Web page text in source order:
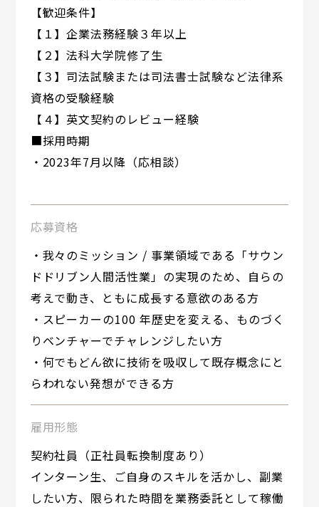
【歓迎条件】
【１】企業法務経験３年以上
【２】法科大学院修了生
【３】司法試験または司法書士試験など法律系
資格の受験経験
【４】英文契約のレビュー経験
■採用時期
・2023年7月以降（応相談）
応募資格
・我々のミッション / 事業領域である「サウン
ドドリブン人間活性業」の実現のため、自らの
考えで動き、ともに成長する意欲のある方
・スピーカーの100 年歴史を変える、ものづく
りベンチャーでチャレンジしたい方
・何でもどん欲に技術を吸収して既存概念にと
らわれない発想ができる方
雇用形態
契約社員（正社員転換制度あり）
インターン生、ご自身のスキルを活かし、副業
したい方、限られた時間を業務委託として稼働